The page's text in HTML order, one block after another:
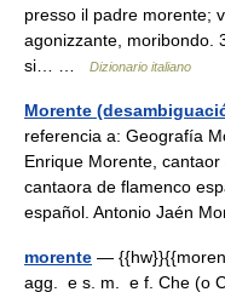
presso il padre morente;
agonizzante, moribondo.
si… …
Dizionario italiano
Morente
referencia a: Geografía
Enrique Morente,
cantaora de flamenco
español. Antonio Jaén
morente —
agg. e s. m. e f. Che (o